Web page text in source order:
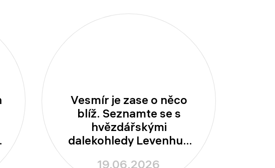
Vesmír je zase o něco
blíž. Seznamte se s
hvězdářskými
dalekohledy Levenhuk
19.06.2026